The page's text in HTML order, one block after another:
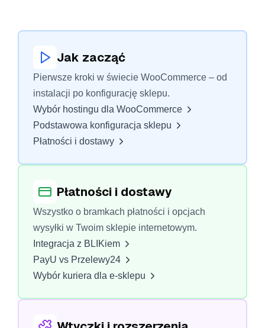
Jak zacząć
Pierwsze kroki w świecie WooCommerce – od
instalacji po konfigurację sklepu.
Wybór hostingu dla WooCommerce
Podstawowa konfiguracja sklepu
Płatności i dostawy
Płatności i dostawy
Wszystko o bramkach płatności i opcjach
wysyłki w Twoim sklepie internetowym.
Integracja z BLIKiem
PayU vs Przelewy24
Wybór kuriera dla e-sklepu